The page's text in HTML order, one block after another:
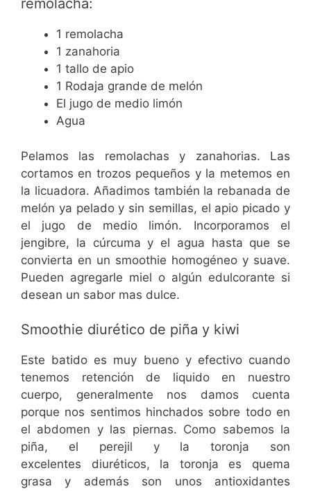
remolacha:
1 remolacha
1 zanahoria
1 tallo de apio
1 Rodaja grande de melón
El jugo de medio limón
Agua
Pelamos las remolachas y zanahorias. Las
cortamos en trozos pequeños y la metemos en
la licuadora. Añadimos también la rebanada de
melón ya pelado y sin semillas, el apio picado y
el jugo de medio limón. Incorporamos el
jengibre, la cúrcuma y el agua hasta que se
convierta en un smoothie homogéneo y suave.
Pueden agregarle miel o algún edulcorante si
desean un sabor mas dulce.
Smoothie diurético de piña y kiwi
Este batido es muy bueno y efectivo cuando
tenemos retención de liquido en nuestro
cuerpo, generalmente nos damos cuenta
porque nos sentimos hinchados sobre todo en
el abdomen y las piernas. Como sabemos la
piña, el perejil y la toronja son
excelentes diuréticos, la toronja es quema
grasa y además son unos antioxidantes